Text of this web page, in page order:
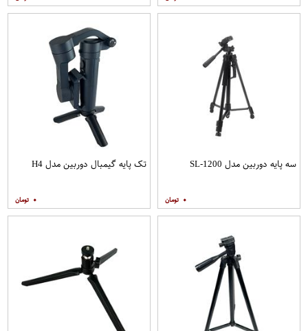
سه پایه دوربین مدل SL-1200
۰
تک پایه گیمبال دوربین مدل H4
۰